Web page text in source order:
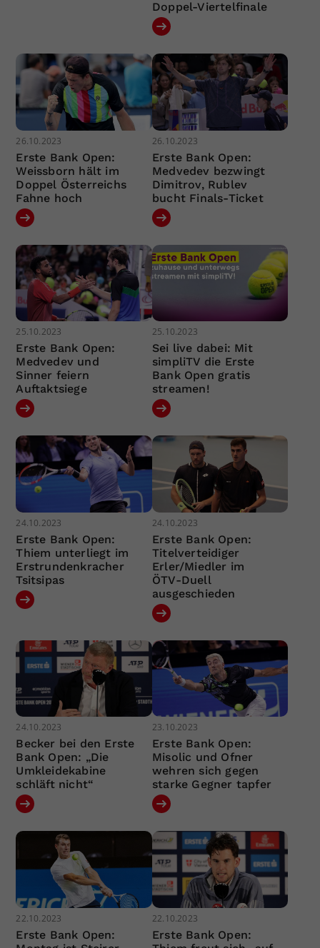
Doppel-Viertelfinale
26.10.2023
Erste Bank Open:
Weissborn hält im
Doppel Österreichs
Fahne hoch
26.10.2023
Erste Bank Open:
Medvedev bezwingt
Dimitrov, Rublev
bucht Finals-Ticket
25.10.2023
Erste Bank Open:
Medvedev und
Sinner feiern
Auftaktsiege
25.10.2023
Sei live dabei: Mit
simpliTV die Erste
Bank Open gratis
streamen!
24.10.2023
Erste Bank Open:
Thiem unterliegt im
Erstrundenkracher
Tsitsipas
24.10.2023
Erste Bank Open:
Titelverteidiger
Erler/Miedler im
ÖTV-Duell
ausgeschieden
24.10.2023
Becker bei den Erste
Bank Open: „Die
Umkleidekabine
schläft nicht“
23.10.2023
Erste Bank Open:
Misolic und Ofner
wehren sich gegen
starke Gegner tapfer
22.10.2023
Erste Bank Open:
22.10.2023
Erste Bank Open: